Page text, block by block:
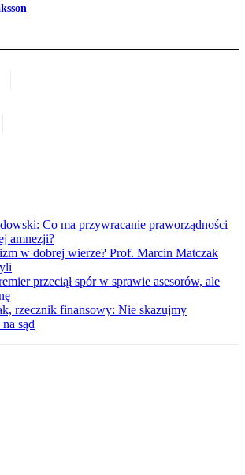
Co ma przywracanie praworządności
amnezji?
w dobrej wierze? Prof. Marcin Matczak
przeciął spór w sprawie asesorów, ale
rzecznik finansowy: Nie skazujmy
sąd